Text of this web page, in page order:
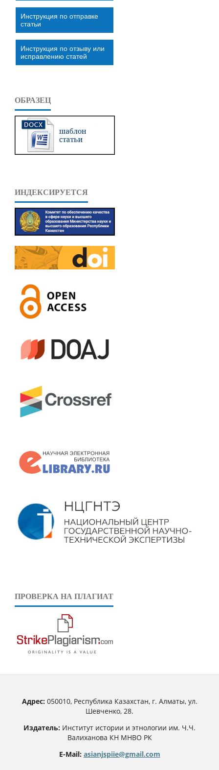
Инструкция по отправке
статьи
Инструкция по отзыву или
исправлению статей
ОБРАЗЕЦ
ИНДЕКСИРУЕТСЯ
ПРОВЕРКА НА ПЛАГИАТ
Адрес:050010, Республика Казахстан, г. Алматы, ул.
Шевченко, 28.
Издатель: Институт истории и этнологии им. Ч.Ч.
Валиханова КН МНВО РК
E-Mail: asianjspiie@gmail.com